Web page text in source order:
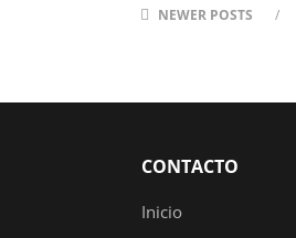
NEWER POSTS
CONTACTO
Inicio